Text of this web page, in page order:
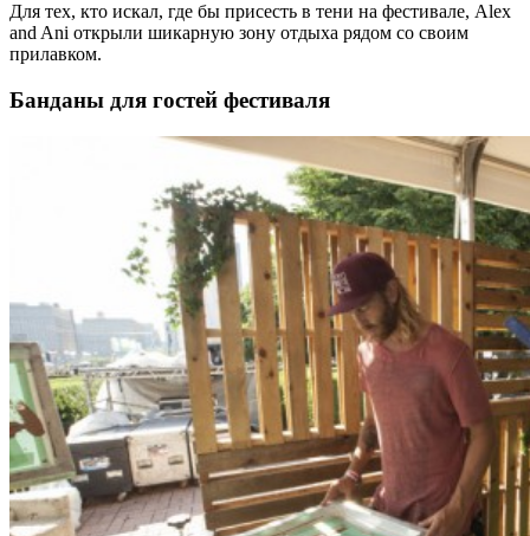
Для тех, кто искал, где бы присесть в тени на фестивале, Alex
and Ani открыли шикарную зону отдыха рядом со своим
прилавком.
Банданы для гостей фестиваля